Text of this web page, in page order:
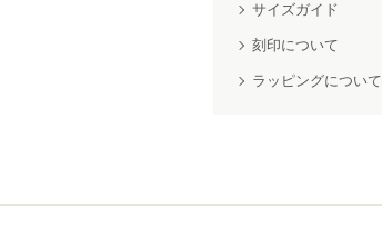
サイズガイド
刻印について
ラッピングについて